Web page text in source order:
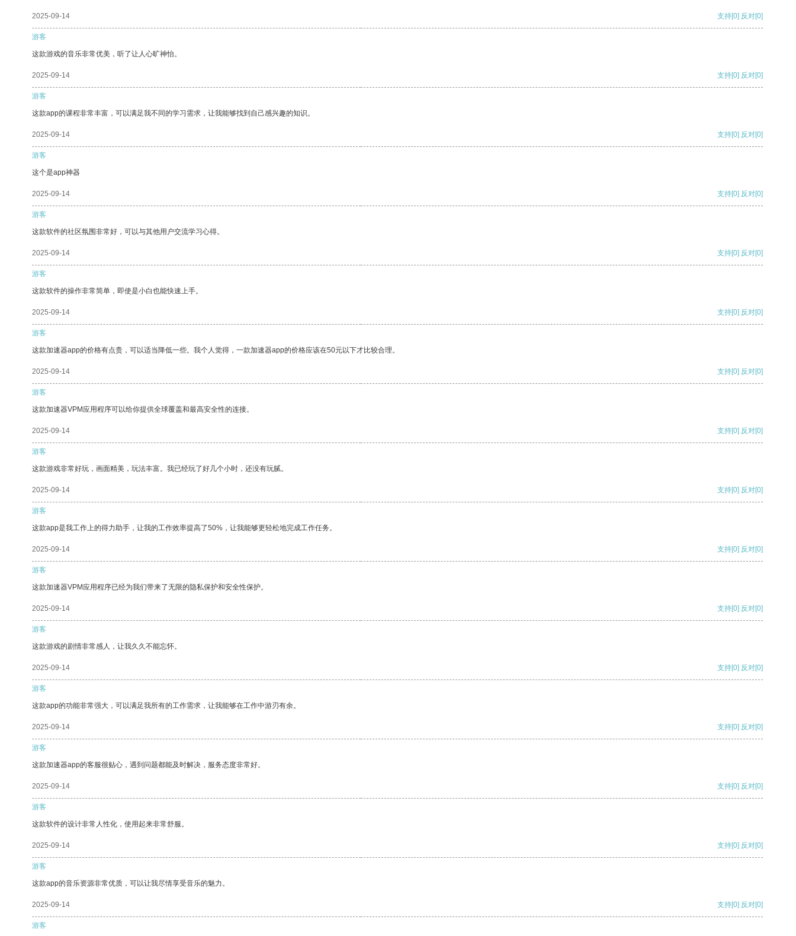
2025-09-14 支持[0] 反对[0]
游客
这款游戏的音乐非常优美，听了让人心旷神怡。
2025-09-14 支持[0] 反对[0]
游客
这款app的课程非常丰富，可以满足我不同的学习需求，让我能够找到自己感兴趣的知识。
2025-09-14 支持[0] 反对[0]
游客
这个是app神器
2025-09-14 支持[0] 反对[0]
游客
这款软件的社区氛围非常好，可以与其他用户交流学习心得。
2025-09-14 支持[0] 反对[0]
游客
这款软件的操作非常简单，即使是小白也能快速上手。
2025-09-14 支持[0] 反对[0]
游客
这款加速器app的价格有点贵，可以适当降低一些。我个人觉得，一款加速器app的价格应该在50元以下才比较合理。
2025-09-14 支持[0] 反对[0]
游客
这款加速器VPM应用程序可以给你提供全球覆盖和最高安全性的连接。
2025-09-14 支持[0] 反对[0]
游客
这款游戏非常好玩，画面精美，玩法丰富。我已经玩了好几个小时，还没有玩腻。
2025-09-14 支持[0] 反对[0]
游客
这款app是我工作上的得力助手，让我的工作效率提高了50%，让我能够更轻松地完成工作任务。
2025-09-14 支持[0] 反对[0]
游客
这款加速器VPM应用程序已经为我们带来了无限的隐私保护和安全性保护。
2025-09-14 支持[0] 反对[0]
游客
这款游戏的剧情非常感人，让我久久不能忘怀。
2025-09-14 支持[0] 反对[0]
游客
这款app的功能非常强大，可以满足我所有的工作需求，让我能够在工作中游刃有余。
2025-09-14 支持[0] 反对[0]
游客
这款加速器app的客服很贴心，遇到问题都能及时解决，服务态度非常好。
2025-09-14 支持[0] 反对[0]
游客
这款软件的设计非常人性化，使用起来非常舒服。
2025-09-14 支持[0] 反对[0]
游客
这款app的音乐资源非常优质，可以让我尽情享受音乐的魅力。
2025-09-14 支持[0] 反对[0]
游客